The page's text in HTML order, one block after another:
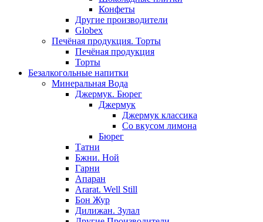
Конфеты
Другие производители
Globex
Печёная продукция. Торты
Печёная продукция
Торты
Безалкогольные напитки
Минеральная Вода
Джермук. Бюрег
Джермук
Джермук классика
Со вкусом лимона
Бюрег
Татни
Бжни. Ной
Гарни
Апаран
Ararat. Well Still
Бон Жур
Дилижан. Зулал